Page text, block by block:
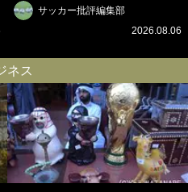
の三笘薫、同僚に“ポケカ”を
プレゼント！｢薫の笑顔見れ
ル可愛すぎ｣
サッカー批評編集部
2026.08.06
ネス